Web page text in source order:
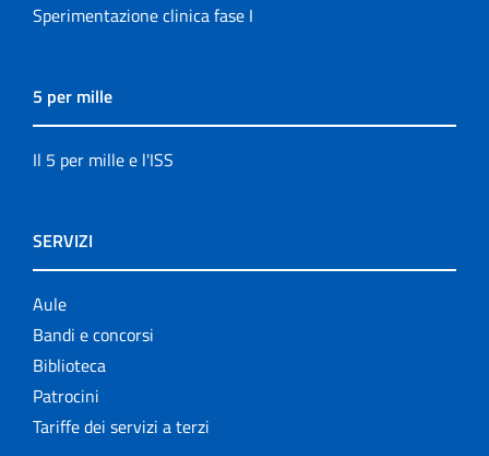
Sperimentazione clinica fase I
5 per mille
Il 5 per mille e l'ISS
SERVIZI
Aule
Bandi e concorsi
Biblioteca
Patrocini
Tariffe dei servizi a terzi